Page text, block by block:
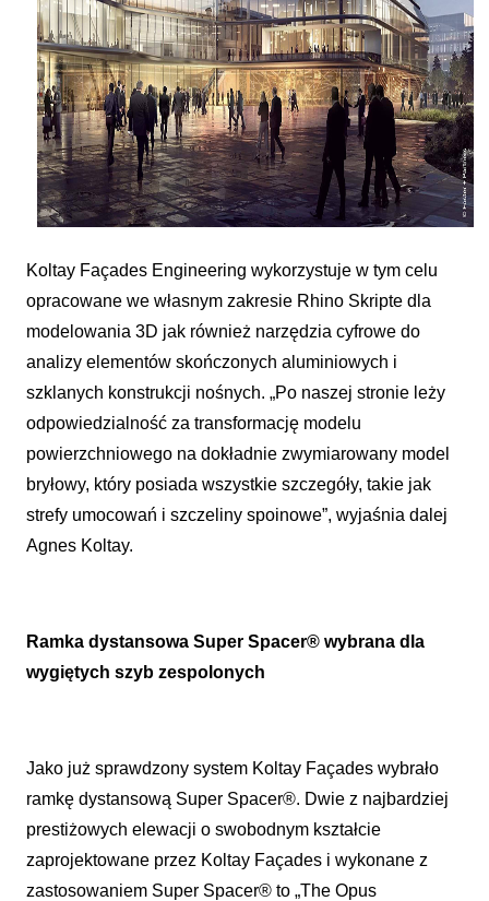
Koltay Façades Engineering wykorzystuje w tym celu
opracowane we własnym zakresie Rhino Skripte dla
modelowania 3D jak również narzędzia cyfrowe do
analizy elementów skończonych aluminiowych i
szklanych konstrukcji nośnych. „Po naszej stronie leży
odpowiedzialność za transformację modelu
powierzchniowego na dokładnie zwymiarowany model
bryłowy, który posiada wszystkie szczegóły, takie jak
strefy umocowań i szczeliny spoinowe”, wyjaśnia dalej
Agnes Koltay.
Ramka dystansowa Super Spacer® wybrana dla
wygiętych szyb zespolonych
Jako już sprawdzony system Koltay Façades wybrało
ramkę dystansową Super Spacer®. Dwie z najbardziej
prestiżowych elewacji o swobodnym kształcie
zaprojektowane przez Koltay Façades i wykonane z
zastosowaniem Super Spacer® to „The Opus